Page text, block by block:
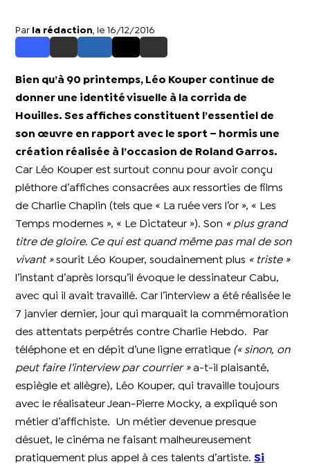
Par la rédaction , le 16/12/2016
Bien qu’à 90 printemps, Léo Kouper continue de
donner une identité visuelle à la corrida de
Houilles. Ses affiches constituent l’essentiel de
son œuvre en rapport avec le sport – hormis une
création réalisée à l’occasion de Roland Garros.
Car Léo Kouper est surtout connu pour avoir conçu
pléthore d’affiches consacrées aux ressorties de films
de Charlie Chaplin (tels que « La ruée vers l’or », « Les
Temps modernes », « Le Dictateur »). Son « plus grand
titre de gloire. Ce qui est quand même pas mal de son
vivant »sourit Léo Kouper, soudainement plus « triste »
l’instant d’après lorsqu’il évoque le dessinateur Cabu,
avec qui il avait travaillé. Car l’interview a été réalisée le
7 janvier dernier, jour qui marquait la commémoration
des attentats perpétrés contre Charlie Hebdo. Par
téléphone et en dépit d’une ligne erratique (« sinon, on
peut faire l’interview par courrier »a-t-il plaisanté,
espiègle et allègre), Léo Kouper, qui travaille toujours
avec le réalisateur Jean-Pierre Mocky, a expliqué son
métier d’affichiste.
Un métier devenue presque
désuet, le cinéma ne faisant malheureusement
pratiquement plus appel à ces talents d’artiste.Si